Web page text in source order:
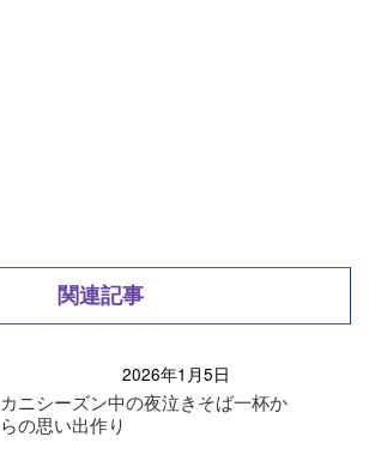
関連記事
2026年1月5日
カニシーズン中の夜泣きそば一杯か
らの思い出作り